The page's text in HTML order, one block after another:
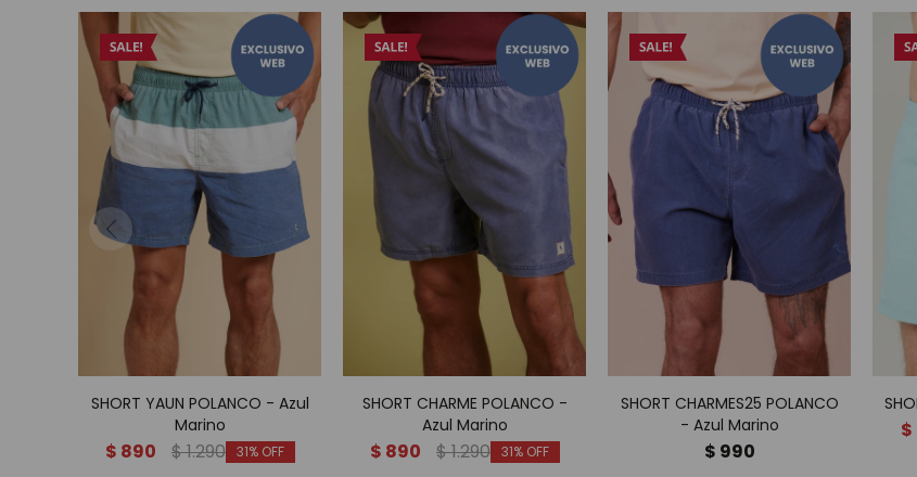
SHORT YAUN POLANCO - Azul
Marino
$ 890 $1.290 31
SHORT CHARME POLANCO -
Azul Marino
$ 890 $1.290 31
SHORT CHARMES25 POLANCO
- Azul Marino
$ 990
$